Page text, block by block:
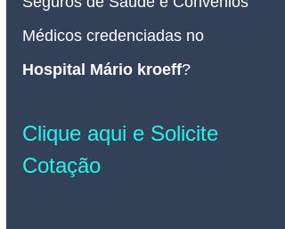
Médicos credenciadas no
Hospital Mário kroeff?
Clique aqui e Solicite
Cotação